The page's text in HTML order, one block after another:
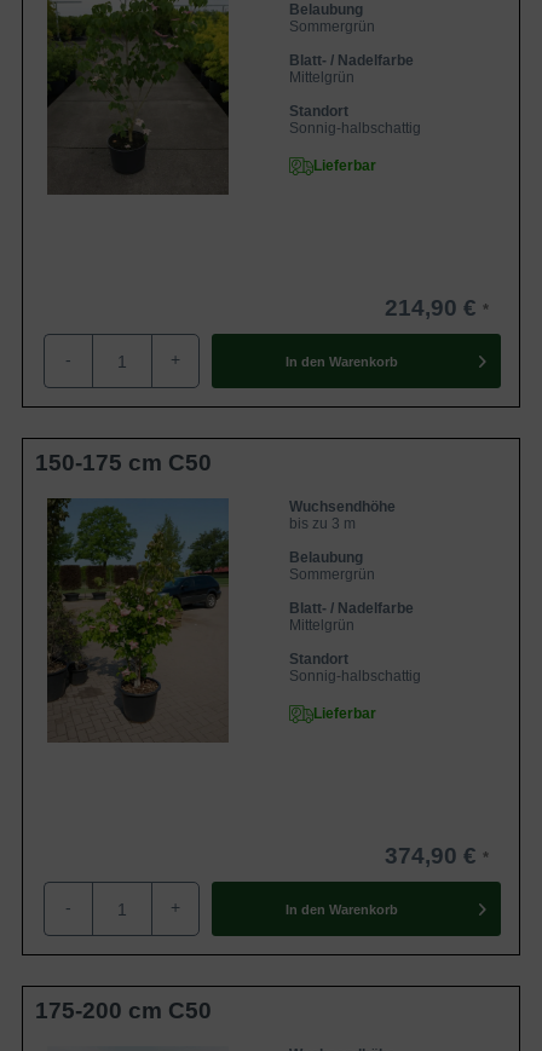
Belaubung
Sommergrün
Blatt- / Nadelfarbe
Mittelgrün
Standort
Sonnig-halbschattig
Lieferbar
214,90 €
- + In den Warenkorb
150-175 cm C50
Wuchsendhöhe
bis zu 3 m
Belaubung
Sommergrün
Blatt- / Nadelfarbe
Mittelgrün
Standort
Sonnig-halbschattig
Lieferbar
374,90 €
- + In den Warenkorb
175-200 cm C50